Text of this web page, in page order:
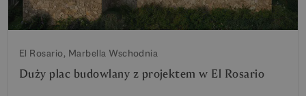
El Rosario, Marbella Wschodnia
Duży plac budowlany z projektem w El Rosario